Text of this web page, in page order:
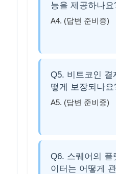
능을 제공하나요
A4. (답변 준비중)
Q5. 비트코인 결
떻게 보장되나요
A5. (답변 준비중)
Q6. 스퀘어의 플
이터는 어떻게